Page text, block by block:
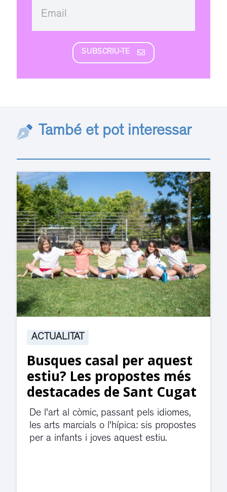
SUBSCRIU-TE
També et pot interessar
ACTUALITAT
Suspesa l’activitat als
jutjats de Rubí fins
divendres per una fuita
d’aigua
El servei de guàrdia i el jutjat de
violència de gènere s'han traslladat a